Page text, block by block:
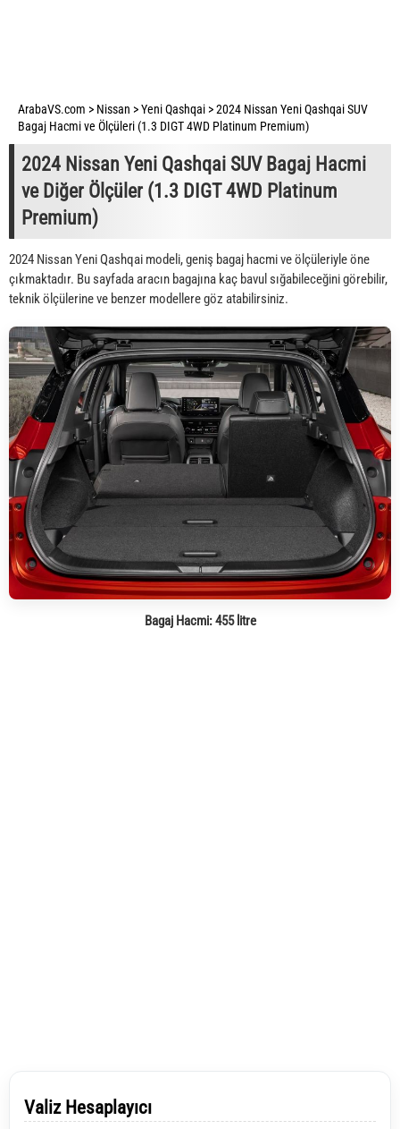
ArabaVS.com > Nissan >Yeni Qashqai >2024 Nissan Yeni Qashqai SUV
Bagaj Hacmi ve Ölçüleri (1.3 DIGT 4WD Platinum Premium)
2024 Nissan Yeni Qashqai SUV Bagaj Hacmi
ve Diğer Ölçüler (1.3 DIGT 4WD Platinum
Premium)
2024 Nissan Yeni Qashqai modeli, geniş bagaj hacmi ve ölçüleriyle öne
çıkmaktadır. Bu sayfada aracın bagajına kaç bavul sığabileceğini görebilir,
teknik ölçülerine ve benzer modellere göz atabilirsiniz.
Bagaj Hacmi:455 litre
Valiz Hesaplayıcı